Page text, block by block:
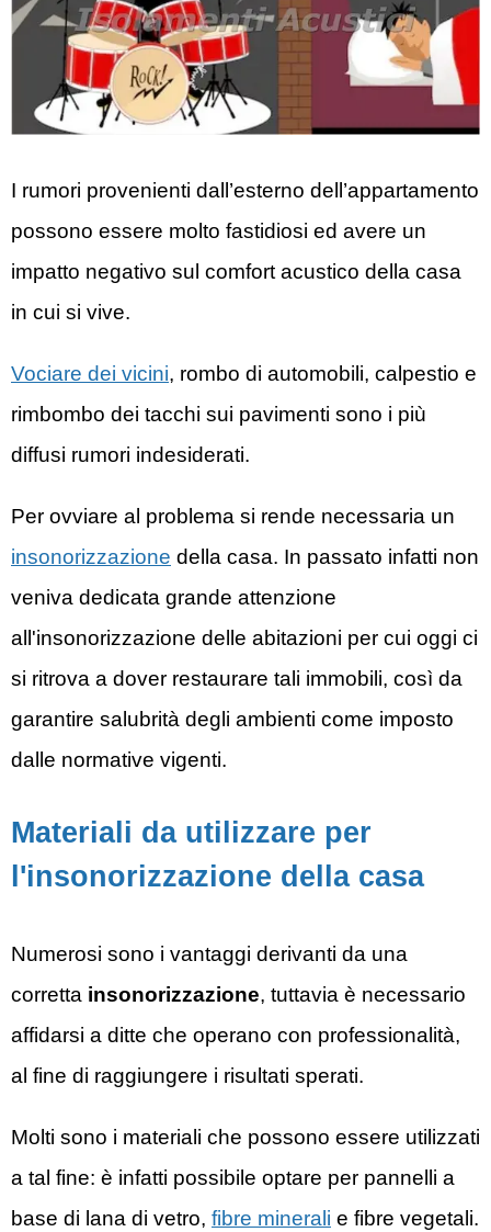
I rumori provenienti dall’esterno dell’appartamento
possono essere molto fastidiosi ed avere un
impatto negativo sul comfort acustico della casa
in cui si vive.
Vociare dei vicini, rombo di automobili, calpestio e
rimbombo dei tacchi sui pavimenti sono i più
diffusi rumori indesiderati.
Per ovviare al problema si rende necessaria un
insonorizzazione della casa. In passato infatti non
veniva dedicata grande attenzione
all'insonorizzazione delle abitazioni per cui oggi ci
si ritrova a dover restaurare tali immobili, così da
garantire salubrità degli ambienti come imposto
dalle normative vigenti.
Materiali da utilizzare per
l'insonorizzazione della casa
Numerosi sono i vantaggi derivanti da una
corretta insonorizzazione, tuttavia è necessario
affidarsi a ditte che operano con professionalità,
al fine di raggiungere i risultati sperati.
Molti sono i materiali che possono essere utilizzati
a tal fine: è infatti possibile optare per pannelli a
base di lana di vetro, fibre minerali e fibre vegetali.